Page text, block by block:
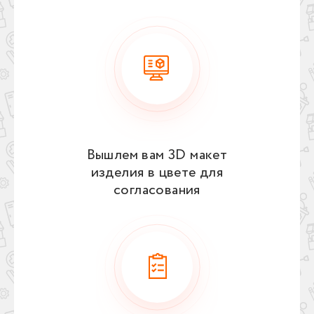
Вышлем вам 3D макет
изделия в цвете для
согласования